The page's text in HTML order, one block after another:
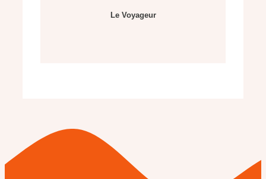
Le Voyageur